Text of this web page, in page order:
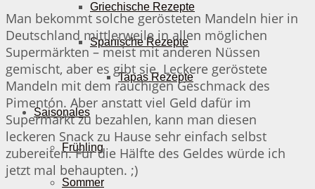
Griechische Rezepte
Spanische Rezepte
Tapas Rezepte
Saisonales
Frühling
Sommer
Man bekommt solche gerösteten Mandeln hier in
Deutschland mittlerweile in allen möglichen
Supermärkten – meist mit anderen Nüssen
gemischt, aber es gibt sie. Leckere geröstete
Mandeln mit dem rauchigen Geschmack des
Pimentón. Aber anstatt viel Geld dafür im
Supermarkt zu bezahlen, kann man diesen
leckeren Snack zu Hause sehr einfach selbst
zubereiten. Für die Hälfte des Geldes würde ich
jetzt mal behaupten. ;)